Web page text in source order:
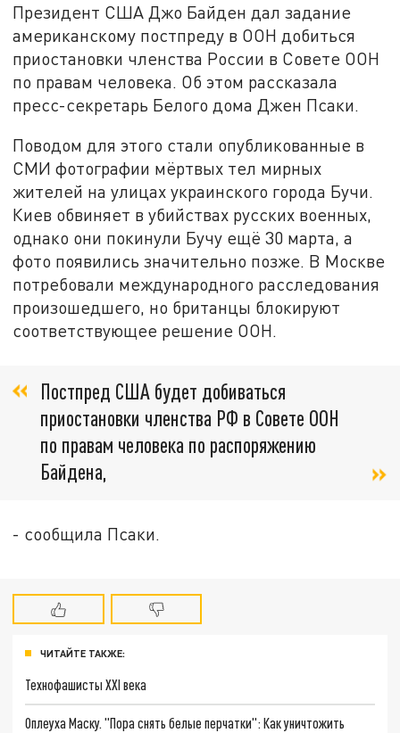
Президент США Джо Байден дал задание
американскому постпреду в ООН добиться
приостановки членства России в Совете ООН
по правам человека. Об этом рассказала
пресс-секретарь Белого дома Джен Псаки.
Поводом для этого стали опубликованные в
СМИ фотографии мёртвых тел мирных
жителей на улицах украинского города Бучи.
Киев обвиняет в убийствах русских военных,
однако они покинули Бучу ещё 30 марта, а
фото появились значительно позже. В Москве
потребовали международного расследования
произошедшего, но британцы блокируют
соответствующее решение ООН.
Постпред США будет добиваться
приостановки членства РФ в Совете ООН
по правам человека по распоряжению
Байдена,
- сообщила Псаки.
ЧИТАЙТЕ ТАКЖЕ:
Технофашисты XXI века
Оплеуха Маску. "Пора снять белые перчатки": Как уничтожить